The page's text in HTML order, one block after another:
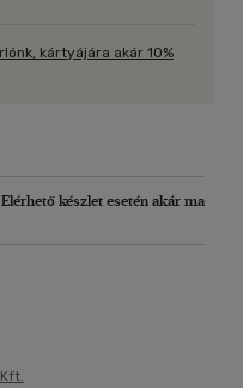
kártyájára akár 10%
Elérhető készlet esetén akár ma